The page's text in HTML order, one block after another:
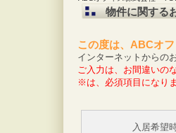
物件に関する
この度は、ABCオ
インターネットからの
ご入力は、お間違いの
※は、必須項目になりま
入居希望